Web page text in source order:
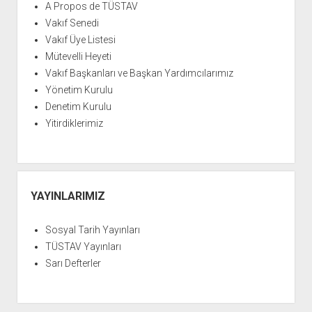
YURTDIŞI KİTAPLIĞI
TDF KİTAPLIĞI
A Propos de TÜSTAV
Vakıf Senedi
Vakıf Üye Listesi
Mütevelli Heyeti
Vakıf Başkanları ve Başkan Yardımcılarımız
Yönetim Kurulu
Denetim Kurulu
Yitirdiklerimiz
YAYINLARIMIZ
Sosyal Tarih Yayınları
TÜSTAV Yayınları
Sarı Defterler